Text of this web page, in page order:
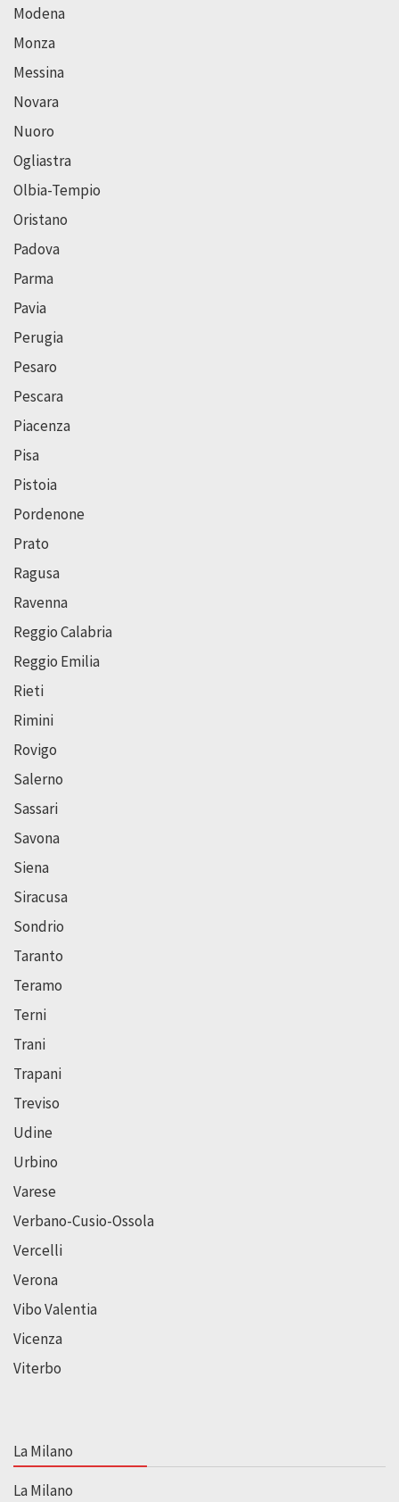
Modena
Monza
Messina
Novara
Nuoro
Ogliastra
Olbia-Tempio
Oristano
Padova
Parma
Pavia
Perugia
Pesaro
Pescara
Piacenza
Pisa
Pistoia
Pordenone
Prato
Ragusa
Ravenna
Reggio Calabria
Reggio Emilia
Rieti
Rimini
Rovigo
Salerno
Sassari
Savona
Siena
Siracusa
Sondrio
Taranto
Teramo
Terni
Trani
Trapani
Treviso
Udine
Urbino
Varese
Verbano-Cusio-Ossola
Vercelli
Verona
Vibo Valentia
Vicenza
Viterbo
La Milano
La Milano